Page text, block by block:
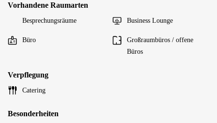
Vorhandene Raumarten
Besprechungsräume Business Lounge
Büro
Großraumbüros / offene
Büros
Verpflegung
Catering
Besonderheiten